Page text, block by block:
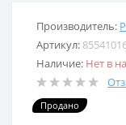
Производитель:
Артикул:
Наличие: Нет в
Продано